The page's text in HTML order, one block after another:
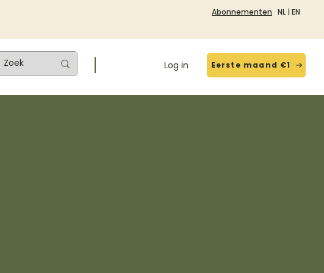
Abonnementen NL | EN
Log in Eerste maand €1